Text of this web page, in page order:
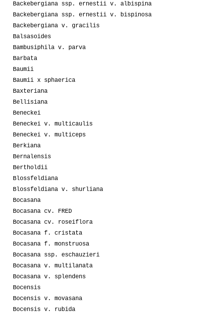
Backebergiana ssp. ernestii v. albispina
Backebergiana ssp. ernestii v. bispinosa
Backebergiana v. gracilis
Balsasoides
Bambusiphila v. parva
Barbata
Baumii
Baumii x sphaerica
Baxteriana
Bellisiana
Beneckei
Beneckei v. multicaulis
Beneckei v. multiceps
Berkiana
Bernalensis
Bertholdii
Blossfeldiana
Blossfeldiana v. shurliana
Bocasana
Bocasana cv. FRED
Bocasana cv. roseiflora
Bocasana f. cristata
Bocasana f. monstruosa
Bocasana ssp. eschauzieri
Bocasana v. multilanata
Bocasana v. splendens
Bocensis
Bocensis v. movasana
Bocensis v. rubida